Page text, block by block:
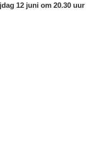
12 juni om 20.30 uur